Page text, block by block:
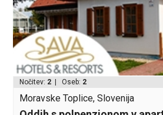
Nočitev: 2 | Oseb: 2
Moravske Toplice, Slovenija